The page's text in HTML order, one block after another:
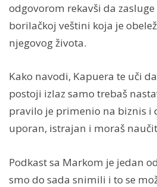
odgovorom rekavši da
borilačkoj veštini koja je
njegovog života.
Kako navodi, Kapuera te uči
postoji izlaz samo trebaš
pravilo je primenio na biznis i
uporan, istrajan i moraš
Podkast sa Markom je jedan
smo do sada snimili i to se